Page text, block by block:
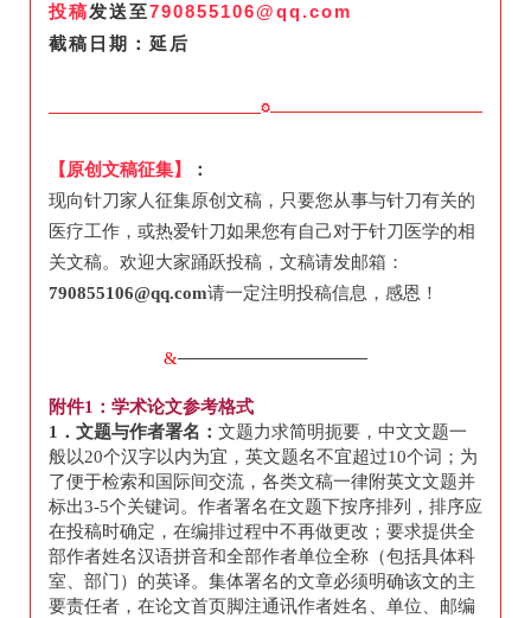
投稿发送至790855106@qq.com
截稿日期：延后
【原创文稿征集】
：
现向针刀家人征集原创文稿，只要您从事与针刀有关的
医疗工作，或热爱针刀如果您有自己对于针刀医学的相
关文稿。 欢迎大家踊跃投稿，文稿请发邮箱：
790855106@qq.com请一定注明投稿信息，感恩！
&
附件1： 学术论文参考格式
1 ．文题与作者署名： 文题力求简明扼要，中文文题一
般以20个汉字以内为宜，英文题名不宜超过10个词；为
了便于检索和国际间交流，各类文稿一律附英文文题并
标出3-5个关键词。作者署名在文题下按序排列，排序应
在投稿时确定，在编排过程中不再做更改；要求提供全
部作者姓名汉语拼音和全部作者单位全称（包括具体科
室、部门）的英译。集体署名的文章必须明确该文的主
要责任者，在论文首页脚注通讯作者姓名、单位、邮编